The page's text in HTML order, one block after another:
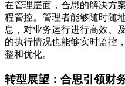
在管理层面，合思的解决方
程管控。管理者能够随时随
息，对业务运行进行高效、
的执行情况也能够实时监控
整和优化。
转型展望：合思引领财